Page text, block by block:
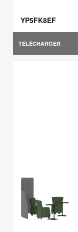
YP5FK8EF
TÉLÉCHARGER